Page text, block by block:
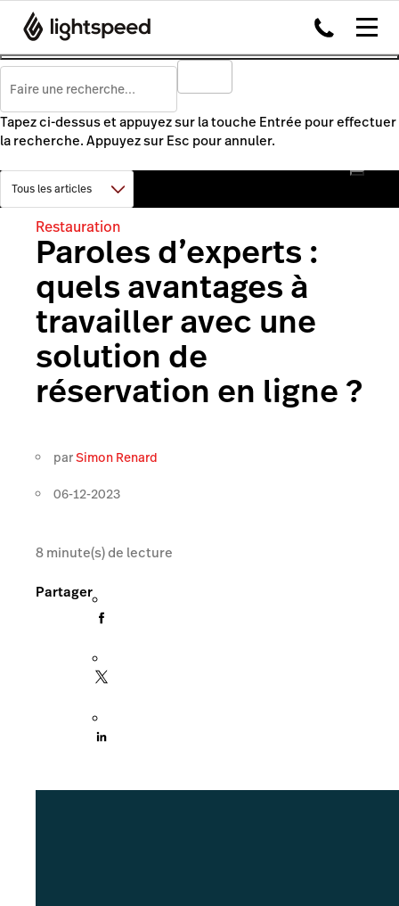
Tapez ci-dessus et appuyez sur la touche Entrée pour effectuer
la recherche. Appuyez sur Esc pour annuler.
Restauration
Paroles d’experts :
quels avantages à
travailler avec une
solution de
réservation en ligne ?
parSimon Renard
06-12-2023
8minute(s) de lecture
Partager